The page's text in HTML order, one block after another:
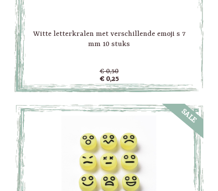
Witte letterkralen met verschillende emoji s 7
mm 10 stuks
€ 0,50
€ 0,25
SALE